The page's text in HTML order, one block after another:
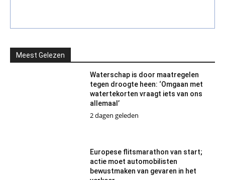
Meest Gelezen
Waterschap is door maatregelen
tegen droogte heen: ‘Omgaan met
watertekorten vraagt iets van ons
allemaal’
2 dagen geleden
Europese flitsmarathon van start;
actie moet automobilisten
bewustmaken van gevaren in het